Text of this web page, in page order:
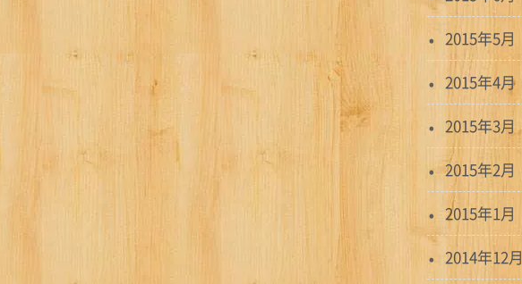
2015年5月
2015年4月
2015年3月
2015年2月
2015年1月
2014年12月